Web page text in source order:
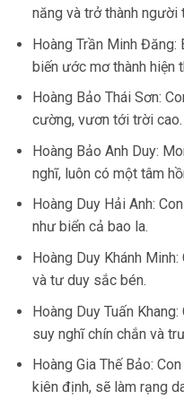
năng và trở thành người
Hoàng Trần Minh Đăng:
biến ước mơ thành hiện
Hoàng Bảo Thái Sơn:
cường, vươn tới trời cao.
Hoàng Bảo Anh Duy:
nghĩ, luôn có một tâm
Hoàng Duy Hải Anh:
như biển cả bao la.
Hoàng Duy Khánh
và tư duy sắc bén.
Hoàng Duy Tuấn
suy nghĩ chín chắn và
Hoàng Gia Thế Bảo:
kiên định, sẽ làm rạng